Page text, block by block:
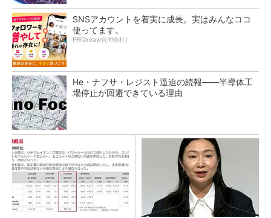
SNSアカウントを着実に成長。実はみんなココ
使ってます。
PR(Dreaw合同会社)
He・ナフサ・レジスト逼迫の続報――半導体工
場停止が回避できている理由